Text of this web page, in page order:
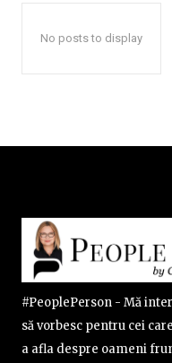
No posts to display
#PeoplePerson - Mă
să vorbesc pentru cei
a afla despre oameni